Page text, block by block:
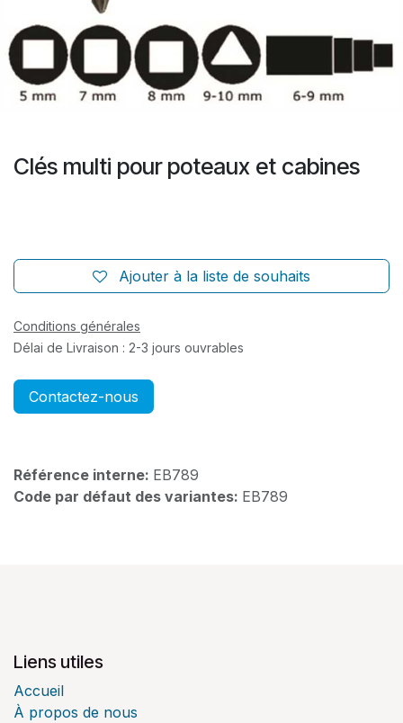
Clés multi pour poteaux et cabines
Ajouter à la liste de souhaits
Conditions générales
Délai de Livraison : 2-3 jours ouvrables
Contactez-nous
Référence interne: EB789
Code par défaut des variantes: EB789
Liens utiles
Accueil
À propos de nous